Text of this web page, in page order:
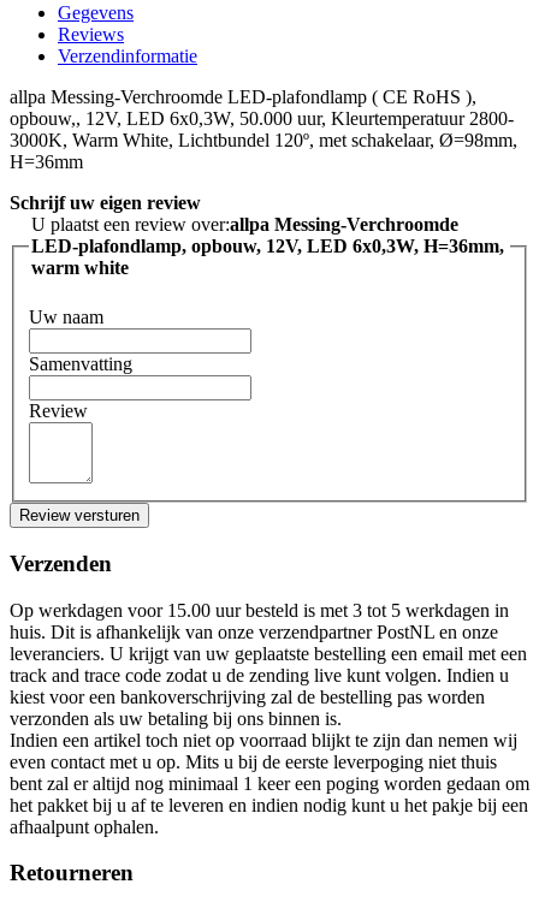
Gegevens
Reviews
Verzendinformatie
allpa Messing-Verchroomde LED-plafondlamp ( CE RoHS ),
opbouw,, 12V, LED 6x0,3W, 50.000 uur, Kleurtemperatuur 2800-
3000K, Warm White, Lichtbundel 120º, met schakelaar, Ø=98mm,
H=36mm
Schrijf uw eigen review
U plaatst een review over:allpa Messing-Verchroomde
LED-plafondlamp, opbouw, 12V, LED 6x0,3W, H=36mm,
warm white
Uw naam
Samenvatting
Review
Review versturen
Verzenden
Op werkdagen voor 15.00 uur besteld is met 3 tot 5 werkdagen in
huis. Dit is afhankelijk van onze verzendpartner PostNL en onze
leveranciers. U krijgt van uw geplaatste bestelling een email met een
track and trace code zodat u de zending live kunt volgen. Indien u
kiest voor een bankoverschrijving zal de bestelling pas worden
verzonden als uw betaling bij ons binnen is.
Indien een artikel toch niet op voorraad blijkt te zijn dan nemen wij
even contact met u op. Mits u bij de eerste leverpoging niet thuis
bent zal er altijd nog minimaal 1 keer een poging worden gedaan om
het pakket bij u af te leveren en indien nodig kunt u het pakje bij een
afhaalpunt ophalen.
Retourneren